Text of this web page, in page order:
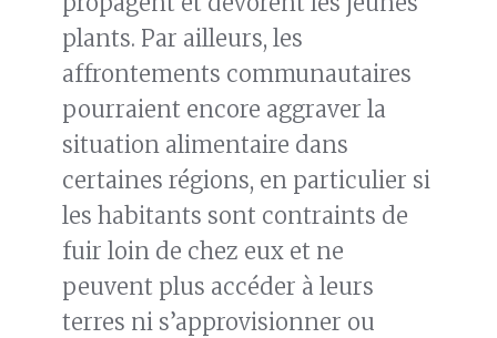
plants. Par ailleurs, les
affrontements communautaires
pourraient encore aggraver la
situation alimentaire dans
certaines régions, en particulier si
les habitants sont contraints de
fuir loin de chez eux et ne
peuvent plus accéder à leurs
terres ni s’approvisionner ou